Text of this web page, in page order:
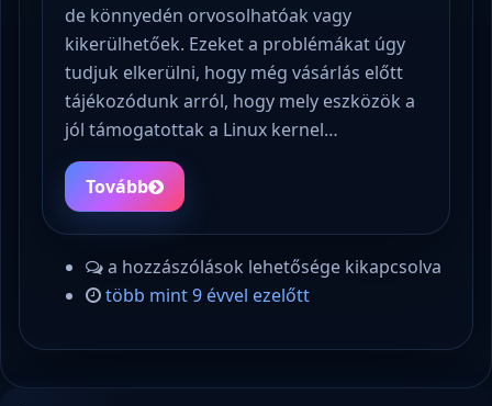
de könnyedén orvosolhatóak vagy
kikerülhetőek. Ezeket a problémákat úgy
tudjuk elkerülni, hogy még vásárlás előtt
tájékozódunk arról, hogy mely eszközök a
jól támogatottak a Linux kernel…
Tovább
a hozzászólások lehetősége kikapcsolva
több mint 9 évvel ezelőtt